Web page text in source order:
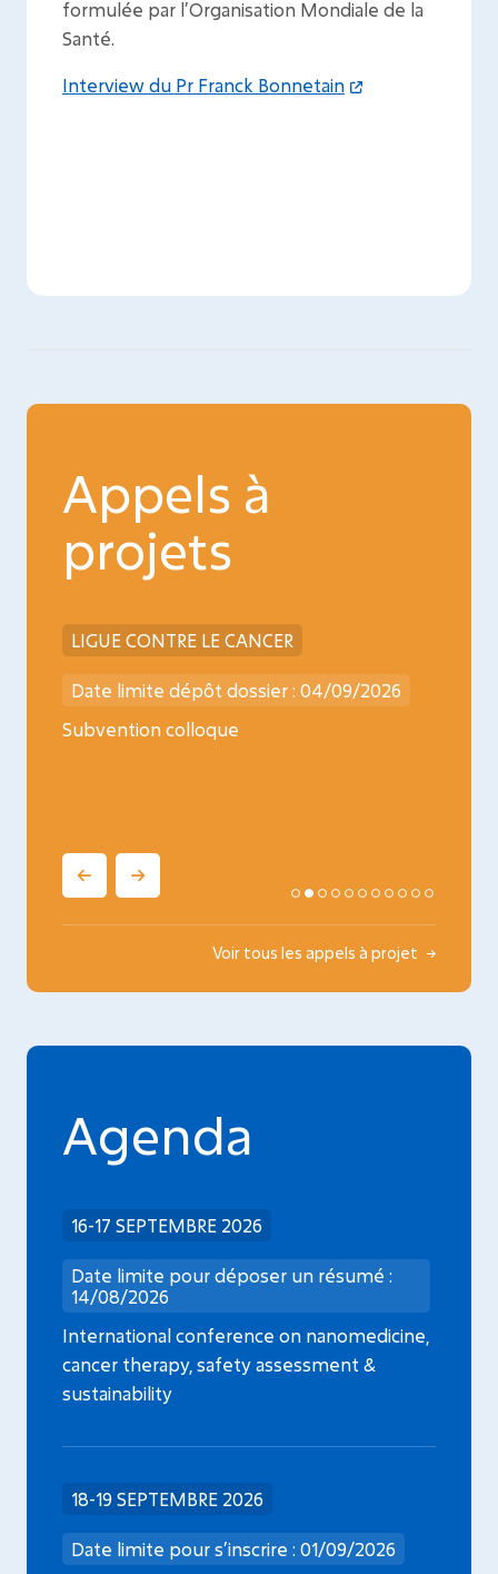
formulée par l’Organisation Mondiale de la
Santé.
Interview du Pr Franck Bonnetain
Appels à
projets
LIGUE CONTRE LE CANCER
Date limite dépôt dossier : 04/09/2026
Subvention colloque
Voir tous les appels à projet
Agenda
16-17 SEPTEMBRE 2026
Date limite pour déposer un résumé :
14/08/2026
International conference on nanomedicine,
cancer therapy, safety assessment &
sustainability
18-19 SEPTEMBRE 2026
Date limite pour s’inscrire : 01/09/2026